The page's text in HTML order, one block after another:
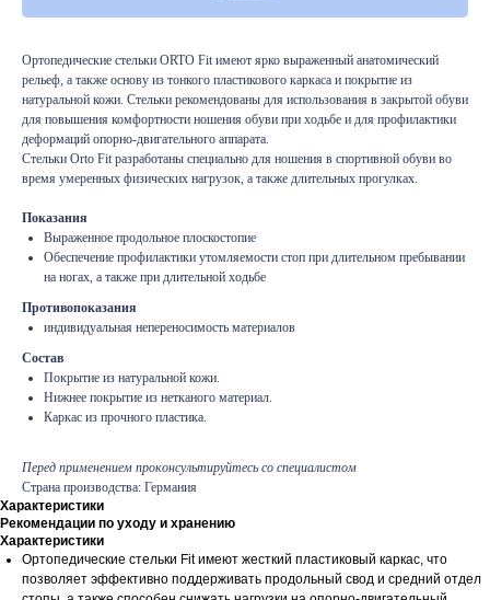
Ортопедические стельки ORTO Fit имеют ярко выраженный анатомический
рельеф, а также основу из тонкого пластикового каркаса и покрытие из
натуральной кожи. Стельки рекомендованы для использования в закрытой обуви
для повышения комфортности ношения обуви при ходьбе и для профилактики
деформаций опорно-двигательного аппарата.
Стельки Orto Fit разработаны специально для ношения в спортивной обуви во
время умеренных физических нагрузок, а также длительных прогулках.
Показания
Выраженное продольное плоскостопие
Обеспечение профилактики утомляемости стоп при длительном пребывании
на ногах, а также при длительной ходьбе
Противопоказания
индивидуальная непереносимость материалов
Состав
Покрытие из натуральной кожи.
Нижнее покрытие из нетканого материал.
Каркас из прочного пластика.
Перед применением проконсультируйтесь со специалистом
Страна производства: Германия
Характеристики
Рекомендации по уходу и хранению
Характеристики
Ортопедические стельки Fit имеют жесткий пластиковый каркас, что
позволяет эффективно поддерживать продольный свод и средний отдел